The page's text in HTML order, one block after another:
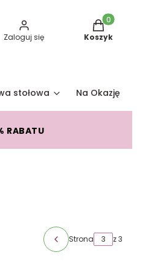
Zaloguj się
Produkty w
Koszyk
stołowa Na Okazję
RABATU
Poprzednie produkty
Strona z 3